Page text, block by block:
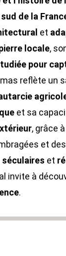
de la
et
locale,
pour
mas reflète un
et sa
, grâce
et
et
invite à
.